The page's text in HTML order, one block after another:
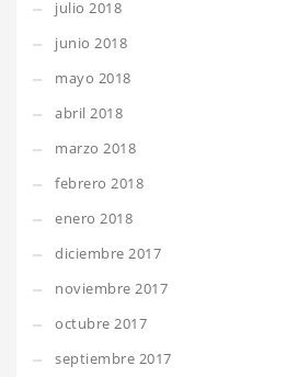
julio 2018
junio 2018
mayo 2018
abril 2018
marzo 2018
febrero 2018
enero 2018
diciembre 2017
noviembre 2017
octubre 2017
septiembre 2017